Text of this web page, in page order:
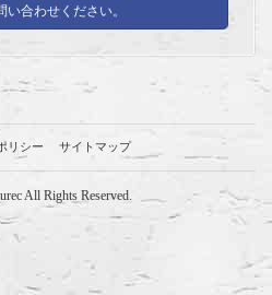
い合わせください。
リシー サイトマップ
All Rights Reserved.